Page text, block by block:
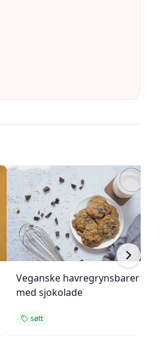
Veganske havregrynsbarer
med sjokolade
søtt